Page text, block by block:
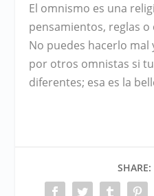
El omnismo es una
pensamientos, reglas o
No puedes hacerlo
por otros omnistas si
diferentes; esa es la
SHARE: